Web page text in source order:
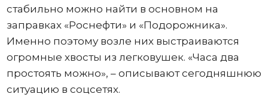
стабильно можно найти в основном на
заправках «Роснефти» и «Подорожника».
Именно поэтому возле них выстраиваются
огромные хвосты из легковушек. «Часа два
простоять можно», – описывают сегодняшнюю
ситуацию в соцсетях.